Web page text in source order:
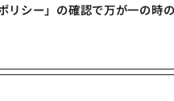
リシー」の確認で万が一の時